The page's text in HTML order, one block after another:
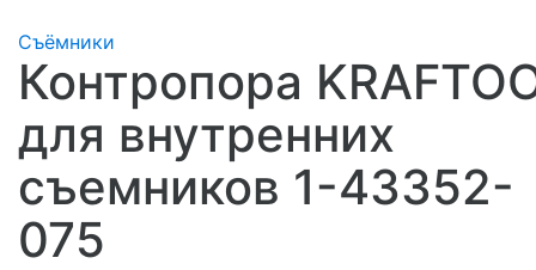
Съёмники
Контропора
для внутренних
съемников 1-43352-
075